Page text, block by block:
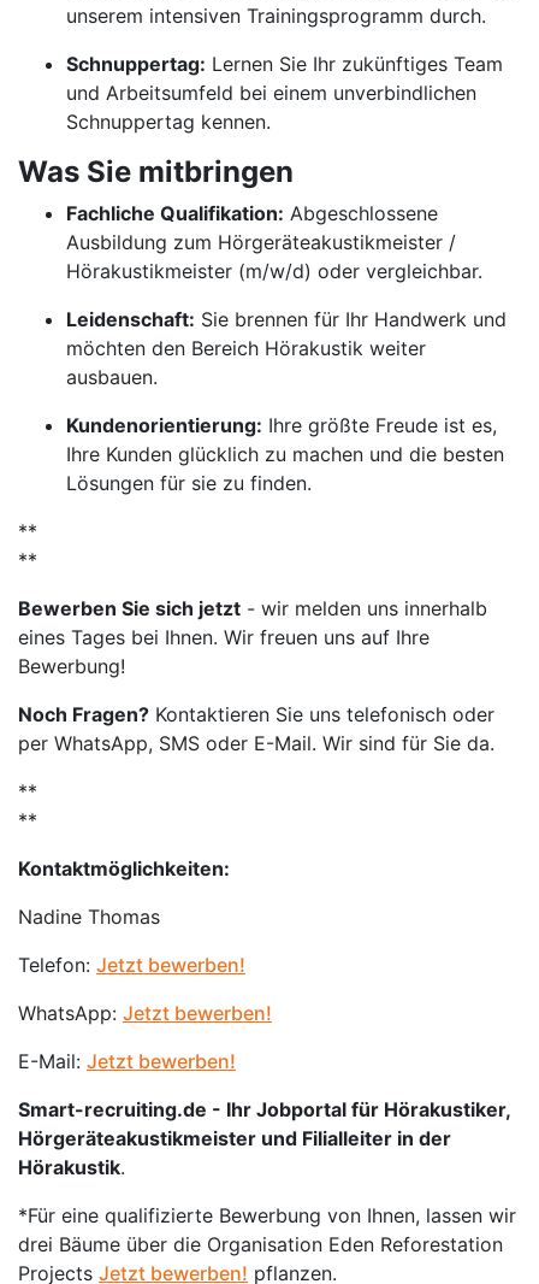
unserem intensiven Trainingsprogramm durch.
Schnuppertag: Lernen Sie Ihr zukünftiges Team
und Arbeitsumfeld bei einem unverbindlichen
Schnuppertag kennen.
Was Sie mitbringen
Fachliche Qualifikation: Abgeschlossene
Ausbildung zum Hörgeräteakustikmeister /
Hörakustikmeister (m/w/d) oder vergleichbar.
Leidenschaft: Sie brennen für Ihr Handwerk und
möchten den Bereich Hörakustik weiter
ausbauen.
Kundenorientierung: Ihre größte Freude ist es,
Ihre Kunden glücklich zu machen und die besten
Lösungen für sie zu finden.
**
**
Bewerben Sie sich jetzt - wir melden uns innerhalb
eines Tages bei Ihnen. Wir freuen uns auf Ihre
Bewerbung!
Noch Fragen? Kontaktieren Sie uns telefonisch oder
per WhatsApp, SMS oder E-Mail. Wir sind für Sie da.
**
**
Kontaktmöglichkeiten:
Nadine Thomas
Telefon: Jetzt bewerben!
WhatsApp: Jetzt bewerben!
E-Mail: Jetzt bewerben!
Smart-recruiting.de - Ihr Jobportal für Hörakustiker,
Hörgeräteakustikmeister und Filialleiter in der
Hörakustik.
*Für eine qualifizierte Bewerbung von Ihnen, lassen wir
drei Bäume über die Organisation Eden Reforestation
Projects Jetzt bewerben! pflanzen.